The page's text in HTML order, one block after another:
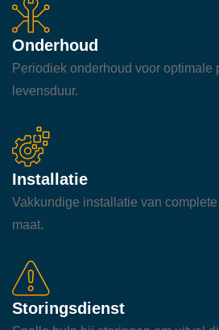
Onderhoud
Periodiek onderhoud voor optimale
levensduur.
Installatie
Vakkundige installatie van
maat.
Storingsdienst